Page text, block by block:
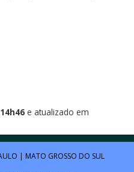
e atualizado em
| MATO GROSSO DO SUL